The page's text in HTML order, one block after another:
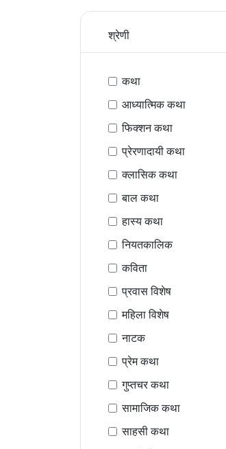
श्रेणी
कथा
आध्यात्मिक कथा
फिक्शन कथा
प्रेरणादायी कथा
क्लासिक कथा
बाल कथा
हास्य कथा
नियतकालिक
कविता
प्रवास विशेष
महिला विशेष
नाटक
प्रेम कथा
गुप्तचर कथा
सामाजिक कथा
साहसी कथा